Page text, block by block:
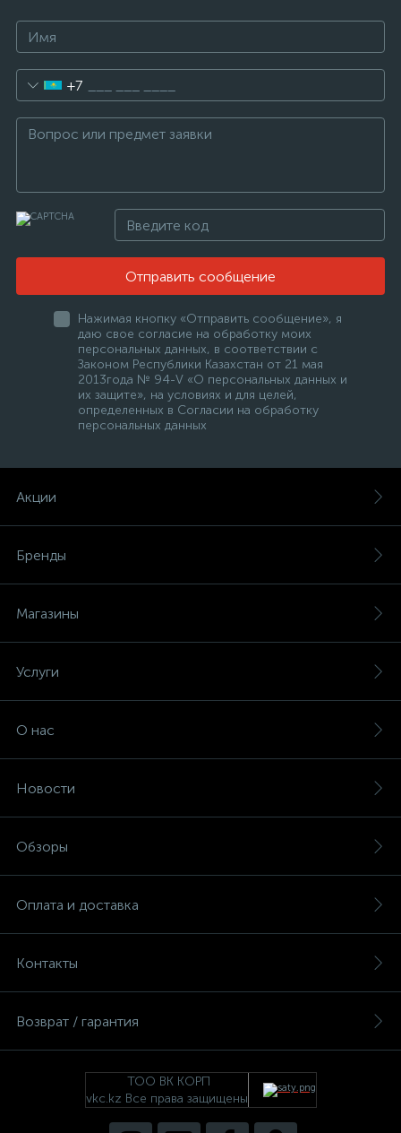
+7
Отправить сообщение
Нажимая кнопку «Отправить сообщение», я
даю свое согласие на обработку моих
персональных данных, в соответствии с
Законом Республики Казахстан от 21 мая
2013года № 94-V «О персональных данных и
их защите», на условиях и для целей,
определенных в Согласии на обработку
персональных данных
Акции
Бренды
Магазины
Услуги
О нас
Новости
Обзоры
Оплата и доставка
Контакты
Возврат / гарантия
ТОО ВК КОРП
vkc.kz Все права защищены